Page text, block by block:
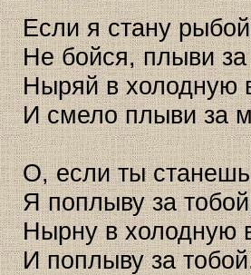
Если я стану
Не бойся, плыви
Ныряй в холодную
И смело плыви за
О, если ты
Я поплыву за
Нырну в холодную
И поплыву за